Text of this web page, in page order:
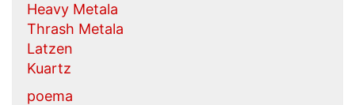
Heavy Metala
Thrash Metala
Latzen
Kuartz
poema